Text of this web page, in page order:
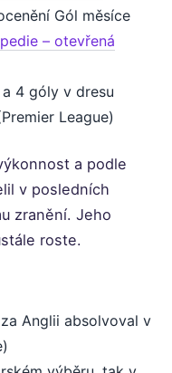
Gól měsíce
– otevřená
4 góly v dresu
League)
a podle
v posledních
zranění. Jeho
roste.
Anglii absolvoval v